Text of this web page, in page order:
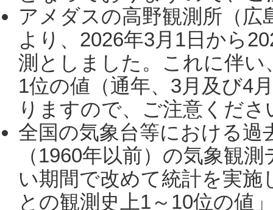
アメダスの高野観測所（
より、2026年3月1日から
測としました。これに伴い
1位の値（通年、3月及び4
りますので、ご注意くだ
全国の気象台等における過
（1960年以前）の気象観
い期間で改めて統計を実
との観測史上1～10位の値